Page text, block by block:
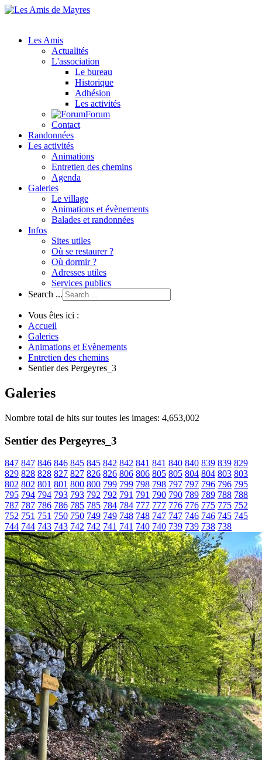
Les Amis
Actualités
L'association
Le bureau
Historique
Adhésion
Les activités
Forum
Contact
Randonnées
Les activités
Animations
Entretien des chemins
Agenda
Galeries
Le village
Animations et évènements
Balades et randonnées
Infos
Sites utiles
Où se restaurer ?
Où dormir ?
Adresses utiles
Services publics
Search ...
Vous êtes ici :
Accueil
Galeries
Animations et Evènements
Entretien des chemins
Sentier des Pergeyres_3
Galeries
Nombre total de hits sur toutes les images: 4,653,002
Sentier des Pergeyres_3
847 847 846 846 845 845 842 842 841 841 840 840 839 839 829
829 828 828 827 827 826 826 806 806 805 805 804 804 803 803
802 802 801 801 800 800 799 799 798 798 797 797 796 796 795
795 794 794 793 793 792 792 791 791 790 790 789 789 788 788
787 787 786 786 785 785 784 784 777 777 776 776 775 775 752
752 751 751 750 750 749 749 748 748 747 747 746 746 745 745
744 744 743 743 742 742 741 741 740 740 739 739 738 738